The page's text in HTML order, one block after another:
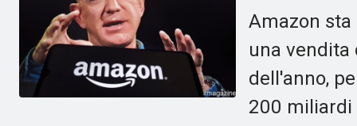
Amazon
una
dell'anno,
200 miliardi